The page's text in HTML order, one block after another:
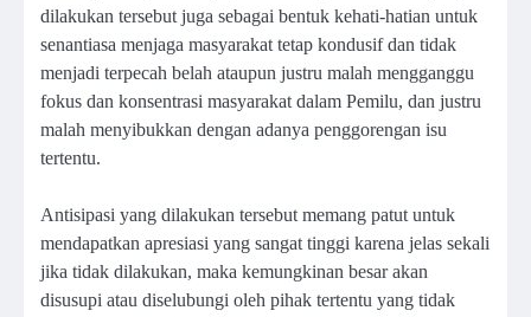
dilakukan tersebut juga sebagai bentuk kehati-hatian untuk
senantiasa menjaga masyarakat tetap kondusif dan tidak
menjadi terpecah belah ataupun justru malah mengganggu
fokus dan konsentrasi masyarakat dalam Pemilu, dan justru
malah menyibukkan dengan adanya penggorengan isu
tertentu.
Antisipasi yang dilakukan tersebut memang patut untuk
mendapatkan apresiasi yang sangat tinggi karena jelas sekali
jika tidak dilakukan, maka kemungkinan besar akan
disusupi atau diselubungi oleh pihak tertentu yang tidak